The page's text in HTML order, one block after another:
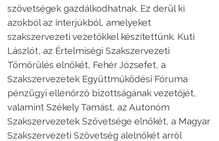
szövetségek gazdálkodhatnak. Ez derül ki
azokból az interjúkból, amelyeket
szakszervezeti vezetőkkel készítettünk. Kuti
Lászlót, az Értelmiségi Szakszervezeti
Tömörülés elnökét, Fehér Józsefet, a
Szakszervezetek Együttműködési Fóruma
pénzügyi ellenőrző bizottságának vezetőjét,
valamint Székely Tamást, az Autonóm
Szakszervezetek Szövetsége elnökét, a Magyar
Szakszervezeti Szövetség alelnökét arról